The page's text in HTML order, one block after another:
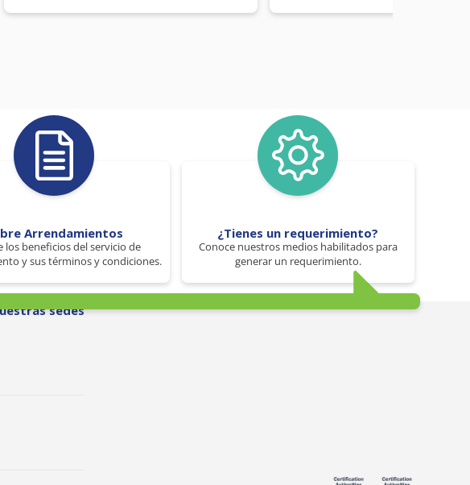
Arrendamientos
los beneficios del servicio de
y sus términos y condiciones.
¿Tienes un requerimiento?
Conoce nuestros medios habilitados para
generar un requerimiento.
sedes